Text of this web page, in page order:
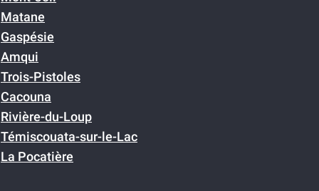
Matane
Gaspésie
Amqui
Trois-Pistoles
Cacouna
Rivière-du-Loup
Témiscouata-sur-le-Lac
La Pocatière